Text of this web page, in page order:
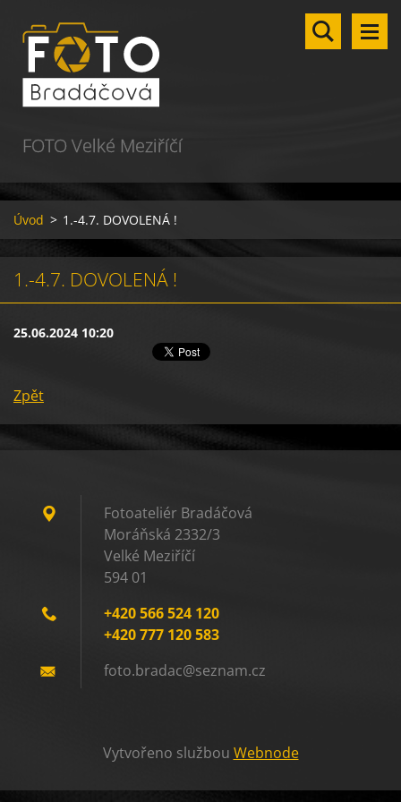
FOTO Velké Meziříčí
Úvod > 1.-4.7. DOVOLENÁ !
1.-4.7. DOVOLENÁ !
25.06.2024 10:20
Zpět
Fotoateliér Bradáčová
Moráňská 2332/3
Velké Meziříčí
594 01
+420 566 524 120
+420 777 120 583
foto.bradac@seznam.cz
Vytvořeno službou Webnode